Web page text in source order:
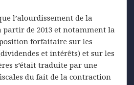
l’alourdissement de la
de 2013 et notamment la
forfaitaire sur les
et intérêts) et sur les
s’était traduite par une
du fait de la contraction